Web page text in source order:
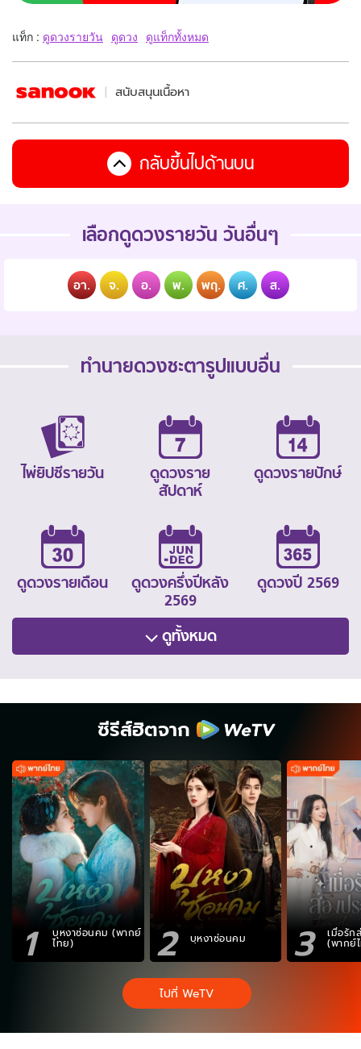
แท็ก : ดูดวงรายวัน ดูดวง ดูแท็กทั้งหมด
สนับสนุนเนื้อหา
กลับขึ้นไปด้านบน
เลือกดูดวงรายวัน วันอื่นๆ
อา. จ. อ. พ. พฤ. ศ. ส.
ทำนายดวงชะตารูปแบบอื่น
ไพ่ยิปซีรายวัน
ดูดวงราย
สัปดาห์
ดูดวงรายปักษ์
ดูดวงรายเดือน
ดูดวงครึ่งปีหลัง
2569
ดูดวงปี 2569
ดูทั้งหมด
ซีรีส์ฮิตจาก
1 บุหงาซ่อนคม (พากย์
ไทย) 2 บุหงาซ่อนคม 3 เมื่อรัก
(พากย์
ไปที่ WeTV